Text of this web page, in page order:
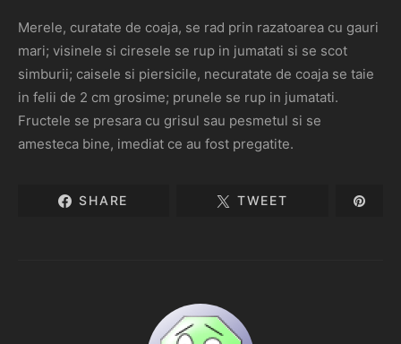
Merele, curatate de coaja, se rad prin razatoarea cu gauri
mari; visinele si ciresele se rup in jumatati si se scot
simburii; caisele si piersicile, necuratate de coaja se taie
in felii de 2 cm grosime; prunele se rup in jumatati.
Fructele se presara cu grisul sau pesmetul si se
amesteca bine, imediat ce au fost pregatite.
SHARE TWEET